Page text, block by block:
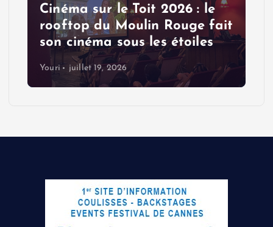
Cinéma sur le Toit 2026 : le
rooftop du Moulin Rouge fait
son cinéma sous les étoiles
Youri juillet 19, 2026